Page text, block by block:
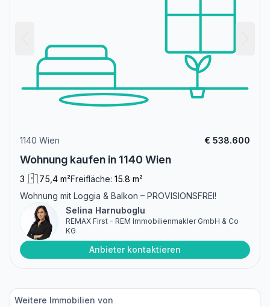
1140 Wien € 538.600
Wohnung kaufen in 1140 Wien
3 75,4 m²Freifläche: 15.8 m²
Wohnung mit Loggia & Balkon – PROVISIONSFREI!
Selina Harnuboglu
REMAX First - REM Immobilienmakler GmbH & Co
KG
Anbieter kontaktieren
Weitere Immobilien von